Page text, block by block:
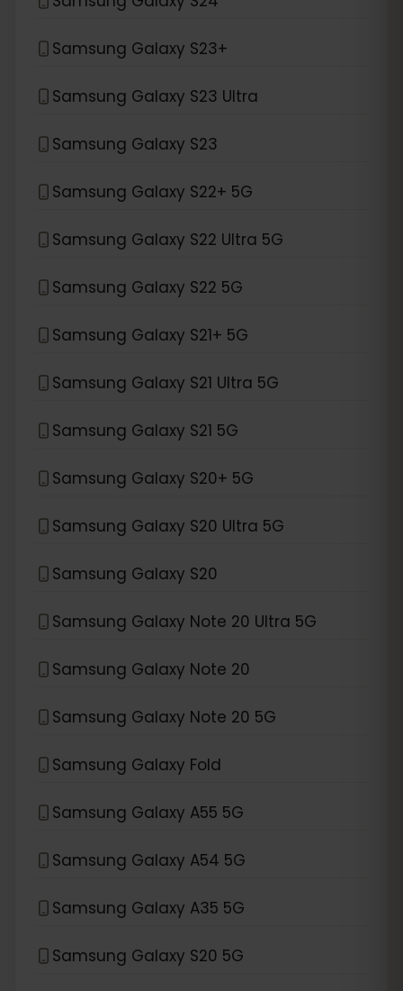
Samsung Galaxy S23+
Samsung Galaxy S23 Ultra
Samsung Galaxy S23
Samsung Galaxy S22+ 5G
Samsung Galaxy S22 Ultra 5G
Samsung Galaxy S22 5G
Samsung Galaxy S21+ 5G
Samsung Galaxy S21 Ultra 5G
Samsung Galaxy S21 5G
Samsung Galaxy S20+ 5G
Samsung Galaxy S20 Ultra 5G
Samsung Galaxy S20
Samsung Galaxy Note 20 Ultra 5G
Samsung Galaxy Note 20
Samsung Galaxy Note 20 5G
Samsung Galaxy Fold
Samsung Galaxy A55 5G
Samsung Galaxy A54 5G
Samsung Galaxy A35 5G
Samsung Galaxy S20 5G